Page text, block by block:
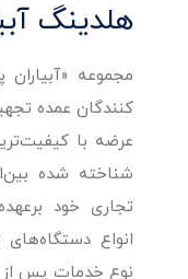
هلدینگ
مجموعه «آبیاران
کنندگان عمده
عرضه با
تجاری خود
انواع دستگاه‌های
نوع خدمات پس از